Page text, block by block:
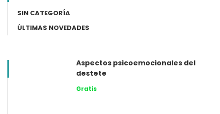
SIN CATEGORÍA
ÚLTIMAS NOVEDADES
Aspectos psicoemocionales del
destete
Gratis